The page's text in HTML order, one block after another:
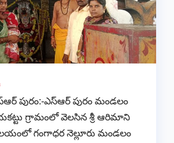
పురం:-ఎస్ఆర్ పురం మండలం
గ్రామంలో వెలసిన శ్రీ ఆరిమాని
గంగాధర నెల్లూరు మండలం